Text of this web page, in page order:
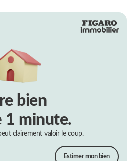
bien
1 minute.
clairement valoir le coup.
Estimer mon bien